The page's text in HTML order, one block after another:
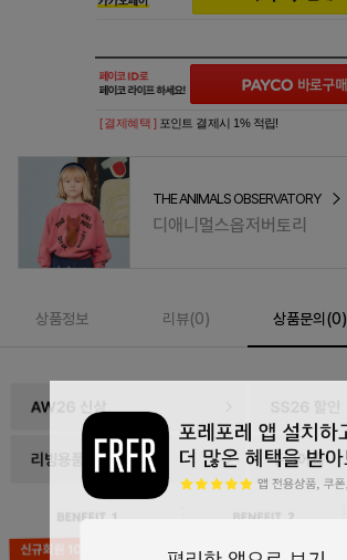
[ 결제혜택 ] 포인트 결제시 1% 적립!
THE ANIMALS OBSERVATORY
디애니멀스옵저버토리
상품정보 리뷰(0) 상품문의(0)